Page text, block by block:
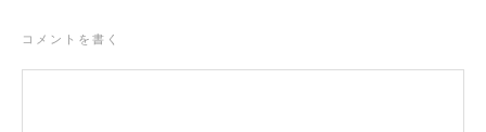
コメントを書く